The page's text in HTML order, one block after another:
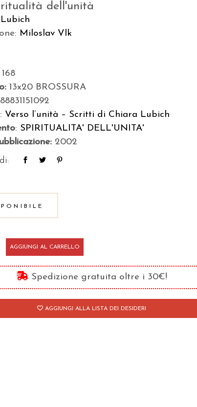
dell'unità
Miloslav Vlk
168
13x20 BROSSURA
: Verso l’unità – Scritti di Chiara Lubich
: SPIRITUALITA' DELL'UNITA'
2002
AGGIUNGI AL CARRELLO
Spedizione gratuita oltre i 30€!
AGGIUNGI ALLA LISTA DEI DESIDERI